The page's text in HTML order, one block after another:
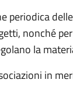
periodica
nonché
la
in